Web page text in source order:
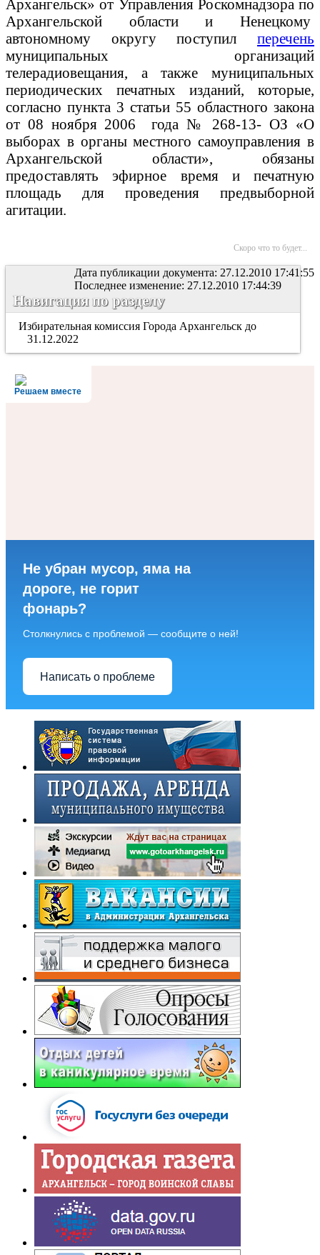
Архангельск» от Управления Роскомнадзора по
Архангельской области и Ненецкому
автономному округу поступил перечень
муниципальных
организаций
телерадиовещания, а также муниципальных
периодических печатных изданий, которые,
согласно пункта 3 статьи 55 областного закона
от 08 ноября 2006
года № 268-13- ОЗ «О
выборах в органы местного самоуправления в
Архангельской области», обязаны
предоставлять эфирное время и печатную
площадь для проведения предвыборной
агитации.
Скоро что то будет...
Дата публикации документа: 27.12.2010 17:41:55
Последнее изменение: 27.12.2010 17:44:39
Навигация по разделу
Избирательная комиссия Города Архангельск до
31.12.2022
Решаем вместе
Не убран мусор, яма на
дороге, не горит
фонарь?
Столкнулись с проблемой — сообщите о ней!
Написать о проблеме